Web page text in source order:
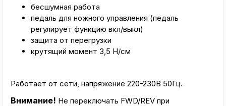
бесшумная работа
педаль для ножного управления (педаль
регулирует функцию вкл/выкл)
защита от перегрузки
крутящий момент 3,5 H/см
Работает от сети, напряжение 220-230В 50Гц.
Внимание! Не переключать FWD/REV при